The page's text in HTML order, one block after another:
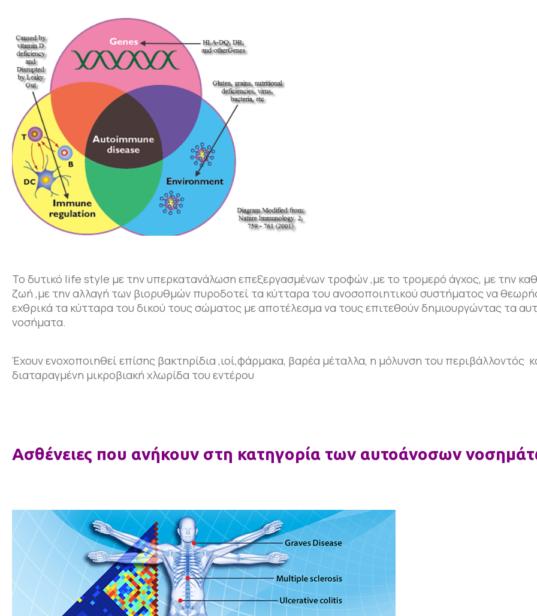
Το δυτικό life style με την υπερκατανάλωση επεξεργασμένων τροφών ,με το τρομερό άγχος, με την
ζωή ,με την αλλαγή των βιορυθμών πυροδοτεί τα κύτταρα του ανοσοποιητικού συστήματος να
εχθρικά τα κύτταρα του δικού τους σώματος με αποτέλεσμα να τους επιτεθούν δημιουργώντας τα
νοσήματα.
Έχουν ενοχοποιηθεί επίσης βακτηρίδια ,ιοί,φάρμακα, βαρέα μέταλλα, η μόλυνση του περιβάλλοντός
διαταραγμένη μικροβιακή χλωρίδα του εντέρου
Ασθένειες που ανήκουν στη κατηγορία των αυτοάνοσων